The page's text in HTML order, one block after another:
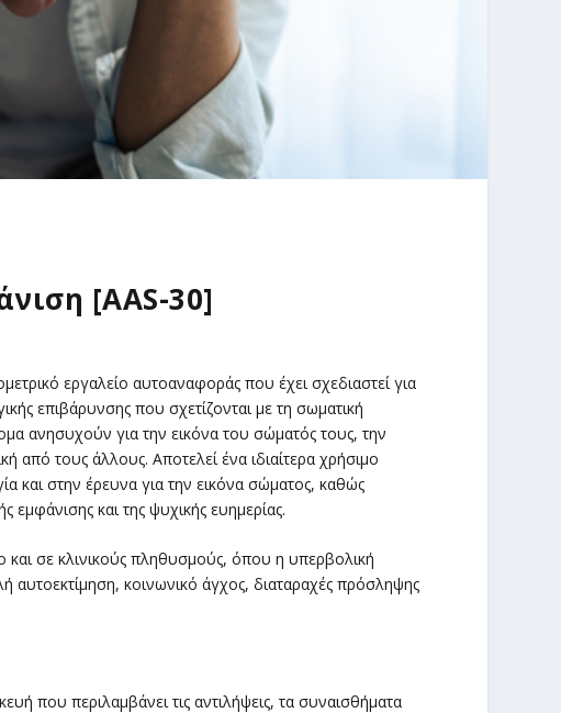
[AAS-30]
εργαλείο αυτοαναφοράς που έχει σχεδιαστεί για
επιβάρυνσης που σχετίζονται με τη σωματική
ανησυχούν για την εικόνα του σώματός τους, την
από τους άλλους. Αποτελεί ένα ιδιαίτερα χρήσιμο
και στην έρευνα για την εικόνα σώματος, καθώς
εμφάνισης και της ψυχικής ευημερίας.
και σε κλινικούς πληθυσμούς, όπου η υπερβολική
αυτοεκτίμηση, κοινωνικό άγχος, διαταραχές πρόσληψης
που περιλαμβάνει τις αντιλήψεις, τα συναισθήματα